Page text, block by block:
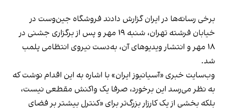
برخی رسانه‌ها در ایران گزارش دادند فروشگاه جین‌وست در
خیابان فرشته تهران، شنبه ۱۹ مهر و پس از برگزاری جشنی در
۱۸ مهر و انتشار ویدیوهای آن، به‌دست نیروی انتظامی پلمب
شد.
وب‌سایت خبری «آسیانیوز ایران» با اشاره به این اقدام نوشت که
به نظر می‌رسد این برخورد، صرفا یک واکنش مقطعی نیست،
بلکه بخشی از یک کارزار بزرگ‌تر برای «کنترل بیشتر بر فضای